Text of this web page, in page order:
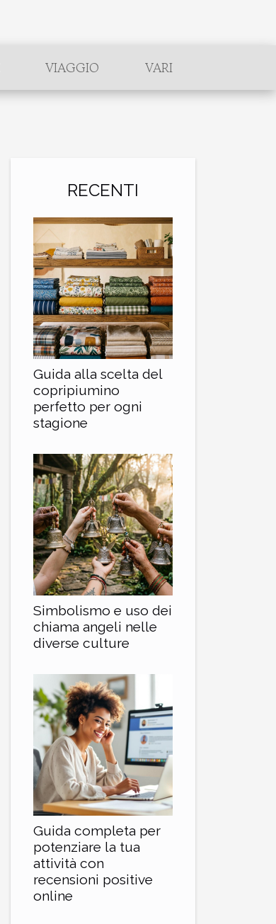
VIAGGIO VARI
RECENTI
Guida alla scelta del
copripiumino
perfetto per ogni
stagione
Simbolismo e uso dei
chiama angeli nelle
diverse culture
Guida completa per
potenziare la tua
attività con
recensioni positive
online